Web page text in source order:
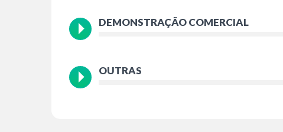
DEMONSTRAÇÃO COMERCIAL
OUTRAS